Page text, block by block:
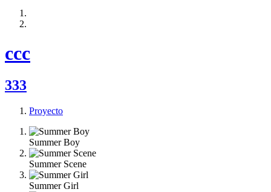
ccc
333
Proyecto
Summer Boy
Summer Scene
Summer Girl